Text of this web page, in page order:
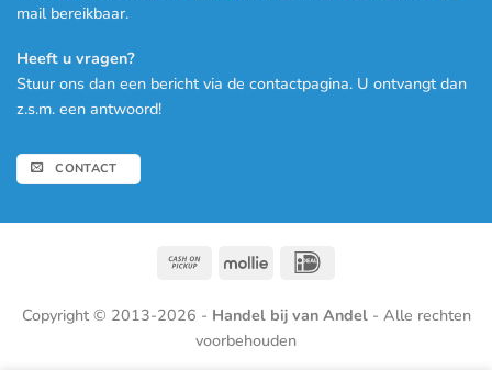
mail bereikbaar.
Heeft u vragen?
Stuur ons dan een bericht via de contactpagina. U ontvangt dan
z.s.m. een antwoord!
CONTACT
Cash
Pickup
Mollie
Copyright © 2013-2026 - Handel bij van Andel- Alle rechten
voorbehouden